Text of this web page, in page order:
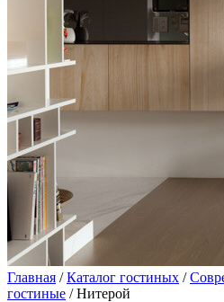
Главная /Каталог гостиных /
гостиные / Нитерой